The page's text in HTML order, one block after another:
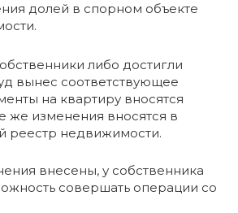
долей в спорном объекте
либо достигли
вынес соответствующее
на квартиру вносятся
же изменения вносятся в
реестр недвижимости.
внесены, у собственника
совершать операции со